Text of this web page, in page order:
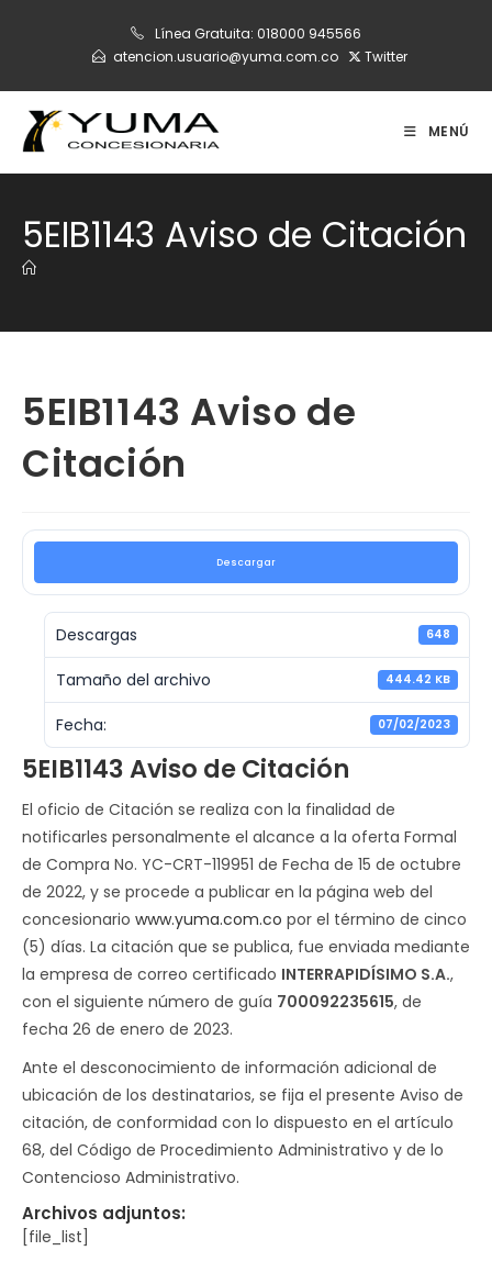
Línea Gratuita: 018000 945566
atencion.usuario@yuma.com.co
Twitter
MENÚ
5EIB1143 Aviso de Citación
5EIB1143 Aviso de
Citación
Descargar
Descargas 648
Tamaño del archivo 444.42 KB
Fecha: 07/02/2023
5EIB1143 Aviso de Citación
El oficio de Citación se realiza con la finalidad de
notificarles personalmente el alcance a la oferta Formal
de Compra No. YC-CRT-119951 de Fecha de 15 de octubre
de 2022, y se procede a publicar en la página web del
concesionario www.yuma.com.co por el término de cinco
(5) días. La citación que se publica, fue enviada mediante
la empresa de correo certificado INTERRAPIDÍSIMO S.A.,
con el siguiente número de guía 700092235615, de
fecha 26 de enero de 2023.
Ante el desconocimiento de información adicional de
ubicación de los destinatarios, se fija el presente Aviso de
citación, de conformidad con lo dispuesto en el artículo
68, del Código de Procedimiento Administrativo y de lo
Contencioso Administrativo.
Archivos adjuntos:
[file_list]